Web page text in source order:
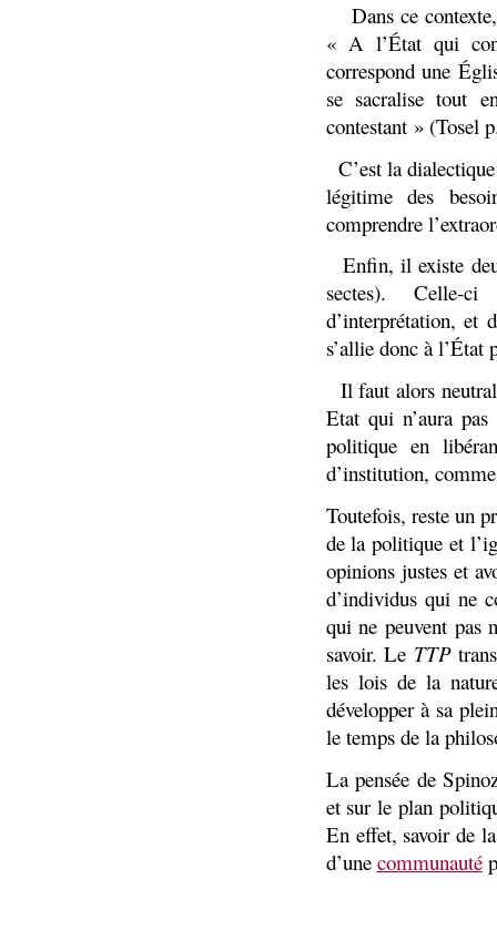
Dans ce
« A l’État qui
correspond une
se sacralise tout
contestant » (Tosel
C’est la
légitime des
comprendre
Enfin, il existe
sectes). Celle-ci
d’interprétation, et
s’allie donc à
Il faut alors
Etat qui n’aura
politique en
d’institution,
Toutefois, reste un
de la politique et
opinions justes et
d’individus qui ne
qui ne peuvent pas
savoir. Le TTP
les lois de la
développer à sa
le temps de la
La pensée de
et sur le plan
En effet, savoir de
d’une communauté